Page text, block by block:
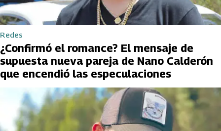
Redes
¿Confirmó el romance? El mensaje de
supuesta nueva pareja de Nano Calderón
que encendió las especulaciones